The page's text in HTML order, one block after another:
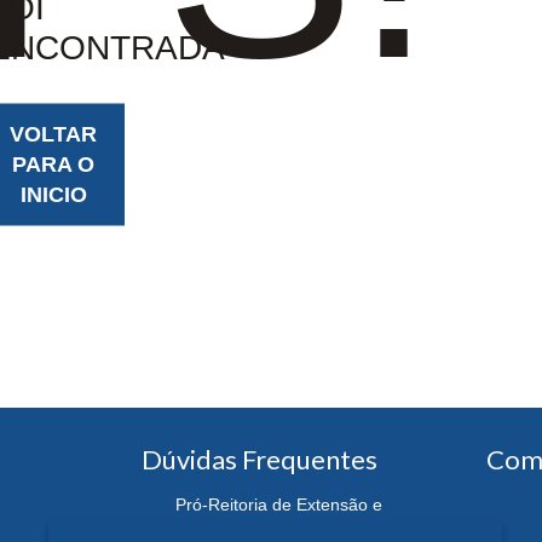
VOLTAR
PARA O
INICIO
Dúvidas Frequentes
Pró-Reitoria de Extensão e